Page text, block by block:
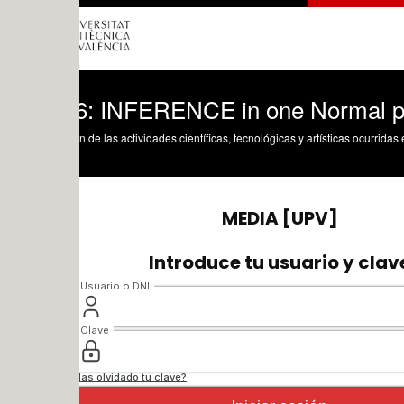
INFERENCE in one Normal
de las actividades científicas, tecnológicas y artísticas ocurridas en los tres